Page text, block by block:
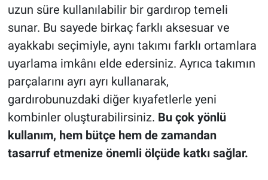
uzun süre kullanılabilir bir gardırop temeli
sunar. Bu sayede birkaç farklı aksesuar ve
ayakkabı seçimiyle, aynı takımı farklı ortamlara
uyarlama imkânı elde edersiniz. Ayrıca takımın
parçalarını ayrı ayrı kullanarak,
gardırobunuzdaki diğer kıyafetlerle yeni
kombinler oluşturabilirsiniz. Bu çok yönlü
kullanım, hem bütçe hem de zamandan
tasarruf etmenize önemli ölçüde katkı sağlar.